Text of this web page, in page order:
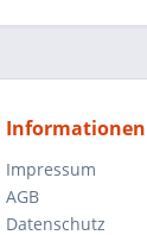
Informationen
Impressum
AGB
Datenschutz